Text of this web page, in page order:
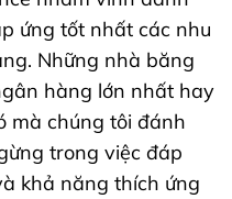
ứng tốt nhất các nhu
Những nhà băng
hàng lớn nhất hay
mà chúng tôi đánh
trong việc đáp
khả năng thích ứng